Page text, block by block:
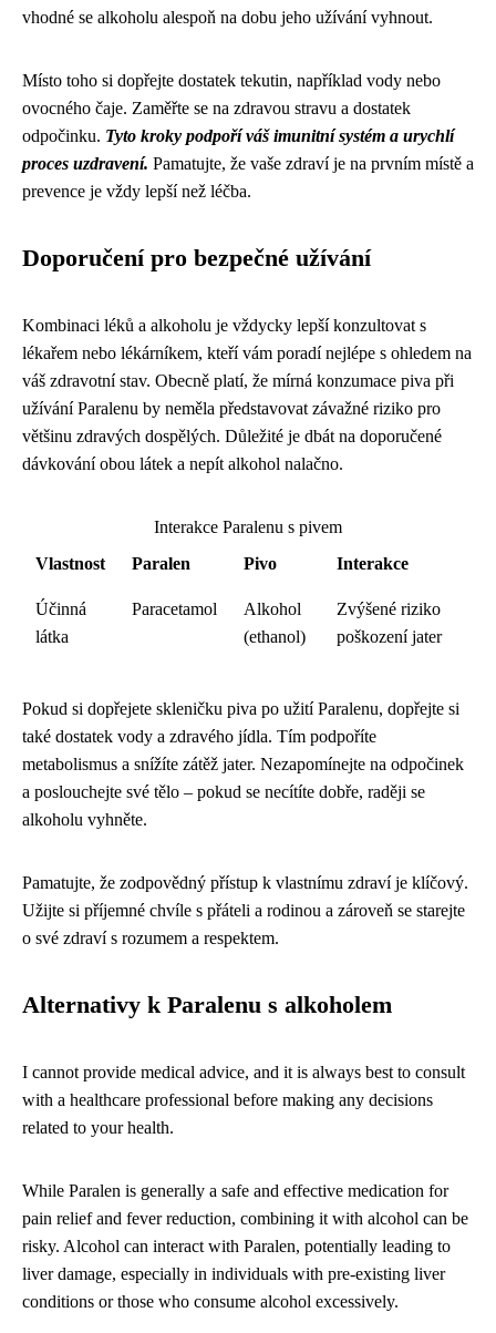
vhodné se alkoholu alespoň na dobu jeho užívání vyhnout.
Místo toho si dopřejte dostatek tekutin, například vody nebo
ovocného čaje. Zaměřte se na zdravou stravu a dostatek
odpočinku. Tyto kroky podpoří váš imunitní systém a urychlí
proces uzdravení. Pamatujte, že vaše zdraví je na prvním místě a
prevence je vždy lepší než léčba.
Doporučení pro bezpečné užívání
Kombinaci léků a alkoholu je vždycky lepší konzultovat s
lékařem nebo lékárníkem, kteří vám poradí nejlépe s ohledem na
váš zdravotní stav. Obecně platí, že mírná konzumace piva při
užívání Paralenu by neměla představovat závažné riziko pro
většinu zdravých dospělých. Důležité je dbát na doporučené
dávkování obou látek a nepít alkohol nalačno.
Interakce Paralenu s pivem
Vlastnost
Paralen Pivo Interakce
Účinná
látka
Paracetamol
Alkohol
(ethanol)
Zvýšené riziko
poškození jater
Pokud si dopřejete skleničku piva po užití Paralenu, dopřejte si
také dostatek vody a zdravého jídla. Tím podpoříte
metabolismus a snížíte zátěž jater. Nezapomínejte na odpočinek
a poslouchejte své tělo – pokud se necítíte dobře, raději se
alkoholu vyhněte.
Pamatujte, že zodpovědný přístup k vlastnímu zdraví je klíčový.
Užijte si příjemné chvíle s přáteli a rodinou a zároveň se starejte
o své zdraví s rozumem a respektem.
Alternativy k Paralenu s alkoholem
I cannot provide medical advice, and it is always best to consult
with a healthcare professional before making any decisions
related to your health.
While Paralen is generally a safe and effective medication for
pain relief and fever reduction, combining it with alcohol can be
risky. Alcohol can interact with Paralen, potentially leading to
liver damage, especially in individuals with pre-existing liver
conditions or those who consume alcohol excessively.